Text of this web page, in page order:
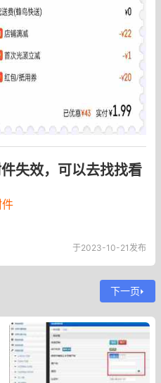
失效，可以去找找看
于2023-10-21发布
下一页